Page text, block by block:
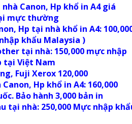
Canon, Hp khổ in A4 giá
mực thường
Hp tại nhà khổ in A4:
khẩu Malaysia )
tại nhà: 150,000 mực nhập
tại Việt Nam
Fuji Xerox 120,000
Hp khổ in A4: 160,000
Bảo hành 3,000 bản in
tại nhà: 250,000 Mực nhập